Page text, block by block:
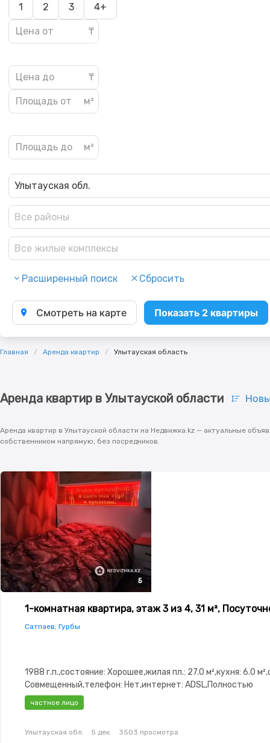
1 2 3 4+
Улытауская обл.
Все районы
Все жилые комплексы
Расширенный поиск Сбросить
Смотреть на карте Показать 2 квартиры
Главная Аренда квартир Улытауская область
Аренда квартир в Улытауской области
Аренда квартир в Улытауской области на Недвижка.kz — актуальные
собственником напрямую, без посредников.
5
5
5
5
5
1-комнатная квартира, этаж 3 из 4, 31 м²,
Сатпаев, Гурбы
1988 г.п.,состояние: Хорошее,жилая пл.: 27.0 м²,кухня: 6.0
Совмещенный,телефон: Нет,интернет: ADSL,Полностью
меблирована,Полностью
кухня,Новая сантехника
частное лицо
Улытауская обл. 5 дек. 3503 просмотра